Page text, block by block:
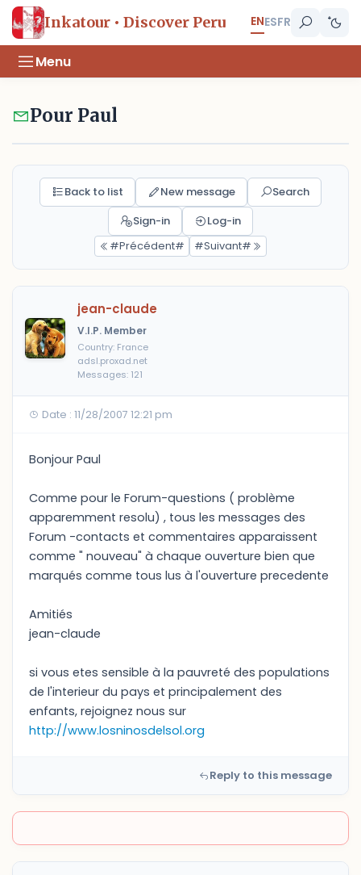
Inkatour • Discover Peru ENESFR
Menu
Pour Paul
Back to list New message
Search
Sign-in
Log-in
#Précédent#
#Suivant#
jean-claude
V.I.P. Member
Country: France
adsl.proxad.net
Messages: 121
Date : 11/28/2007 12:21 pm
Bonjour Paul
Comme pour le Forum-questions ( problème
apparemment resolu) , tous les messages des
Forum -contacts et commentaires apparaissent
comme " nouveau" à chaque ouverture bien que
marqués comme tous lus à l'ouverture precedente
Amitiés
jean-claude
si vous etes sensible à la pauvreté des populations
de l'interieur du pays et principalement des
enfants, rejoignez nous sur
http://www.losninosdelsol.org
Reply to this message